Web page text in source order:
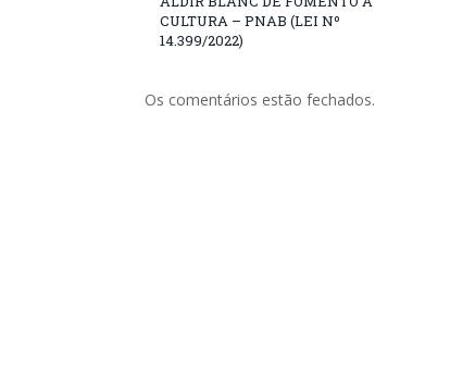
CULTURA – PNAB (LEI Nº
14.399/2022)
Os comentários estão fechados.